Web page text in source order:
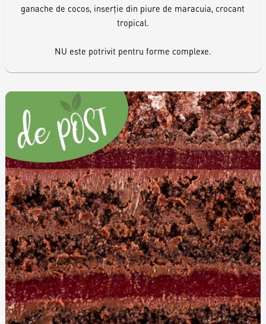
ganache de cocos, inserție din piure de maracuia, crocant
tropical.
NU este potrivit pentru forme complexe.